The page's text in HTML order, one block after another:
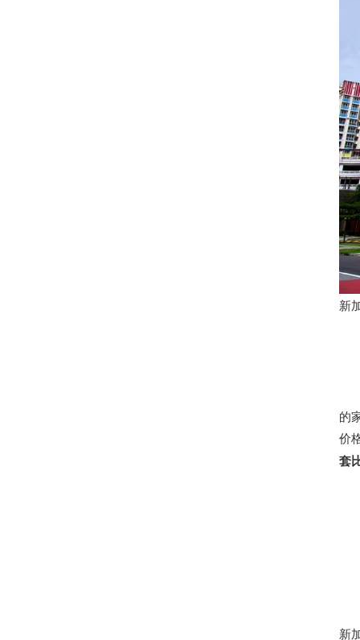
新
的
价
套
新